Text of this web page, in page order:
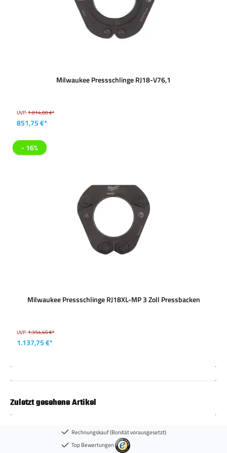
Milwaukee Pressschlinge RJ18-V76,1
UVP:1.014,00 €*
851,75 €*
- 16%
Milwaukee Pressschlinge RJ18XL-MP 3 Zoll Pressbacken
UVP:1.354,46 €*
1.137,75 €*
Zuletzt gesehene Artikel
Rechnungskauf (Bonität vorausgesetzt)
Top Bewertungen